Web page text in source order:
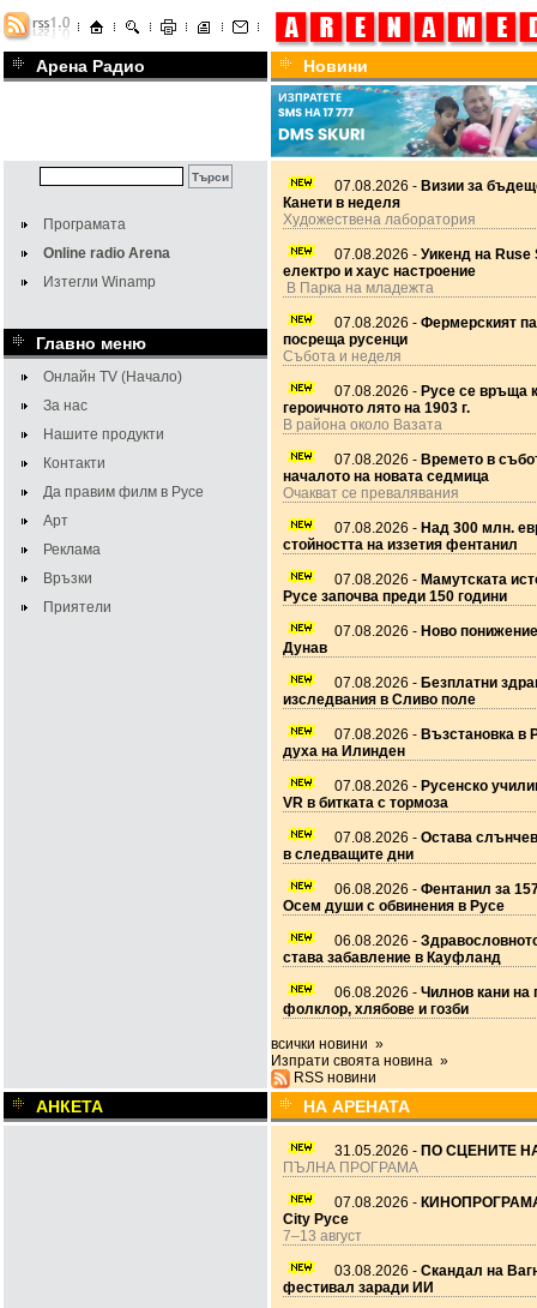
Арена Радио Новини
Програмата
Online radio Arena
Изтегли Winamp
Главно меню
Онлайн TV (Начало)
За нас
Нашите продукти
Контакти
Да правим филм в Русе
Арт
Реклама
Връзки
Приятели
07.08.2026 - Визии за
Канети в неделя
Художествена лаборатория
07.08.2026 - Уикенд на Ruse
електро и хаус настроение
В Парка на младежта
07.08.2026 - Фермерският
посреща русенци
Събота и неделя
07.08.2026 - Русе се връща
героичното лято на 1903 г.
В района около Вазата
07.08.2026 - Времето в
началото на новата седмица
Очакват се превалявания
07.08.2026 - Над 300 млн.
стойността на иззетия фентанил
07.08.2026 - Мамутската
Русе започва преди 150 години
07.08.2026 - Ново
Дунав
07.08.2026 - Безплатни
изследвания в Сливо поле
07.08.2026 - Възстановка в
духа на Илинден
07.08.2026 - Русенско
VR в битката с тормоза
07.08.2026 - Остава
в следващите дни
06.08.2026 - Фентанил за
Осем души с обвинения в Русе
06.08.2026 -
става забавление в Кауфланд
06.08.2026 - Чилнов кани на
фолклор, хлябове и гозби
всички новини »
Изпрати своята новина »
RSS новини
АНКЕТА НА АРЕНАТА
31.05.2026 - ПО СЦЕНИТЕ
ПЪЛНА ПРОГРАМА
07.08.2026 -
City Русе
7–13 август
03.08.2026 - Скандал на
фестивал заради ИИ